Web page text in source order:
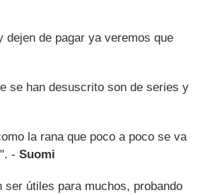
dejen de pagar ya veremos que
se han desuscrito son de series y
la rana que poco a poco se va
- Suomi
útiles para muchos, probando